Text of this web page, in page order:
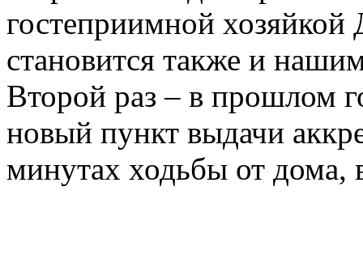
гостеприимной
становится также и
Второй раз – в прошлом
новый пункт выдачи
минутах ходьбы от